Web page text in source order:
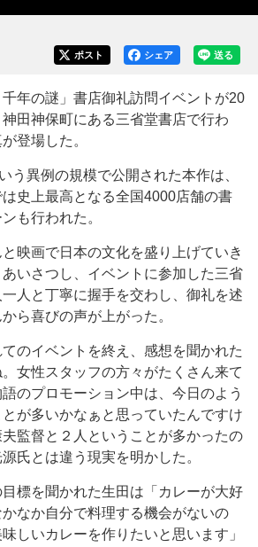
送る
シェア
ポスト
年の謎」書店御礼訪問イベントが20
田神保町にある三省堂書店で行わ
登場した。
う異例の規模で公開された本作は、
史上最高となる全国4000店舗の書
も行われた。
映画で日本の文化を盛り上げていき
いさつし、イベントに参加した三省
人と丁寧に握手を交わし、御礼を述
ら喜びの声が上がった。
のイベントを終え、感想を聞かれた
女性スタッフの方々がたくさん来て
のプロモーション中は、今日のよう
が多いかなぁと思っていたんですけ
監督と２人ということが多かったの
氏とは違う現実を明かした。
標を聞かれた生田は「カレーが大好
なか自分で料理する機会がないの
しいカレーを作りたいと思います」